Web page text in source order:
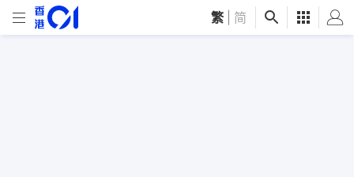
繁 简